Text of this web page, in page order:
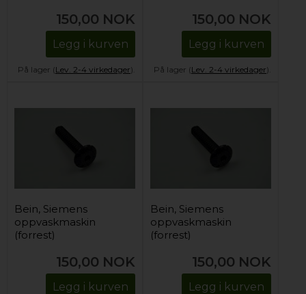
150,00 NOK
Legg i kurven
På lager (Lev. 2-4 virkedager).
150,00 NOK
Legg i kurven
På lager (Lev. 2-4 virkedager).
Bein, Siemens
oppvaskmaskin
(forrest)
150,00 NOK
Legg i kurven
Bein, Siemens
oppvaskmaskin
(forrest)
150,00 NOK
Legg i kurven